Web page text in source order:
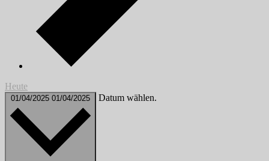
Heute
01/04/2025 01/04/2025 Datum wählen.